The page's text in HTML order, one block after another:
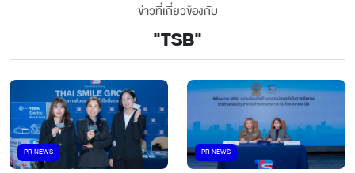
ข่าวที่เกี่ยวข้องกับ
"TSB"
PR NEWS PR NEWS